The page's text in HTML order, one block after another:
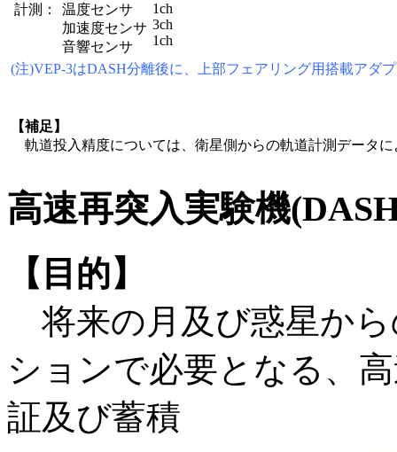
計測：
温度センサ
加速度センサ
音響センサ
1ch
3ch
1ch
(注)VEP-3はDASH分離後に、上部フェアリング用搭載アダ
【補足】
軌道投入精度については、衛星側からの軌道計測データに
高速再突入実験機
【目的】
将来の月及び惑星か
ションで必要となる、
証及び蓄積